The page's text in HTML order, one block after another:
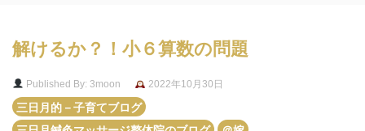
解けるか？！小６算数の問題
Published By: 3moon
2022年10月30日
三日月的－子育てブログ